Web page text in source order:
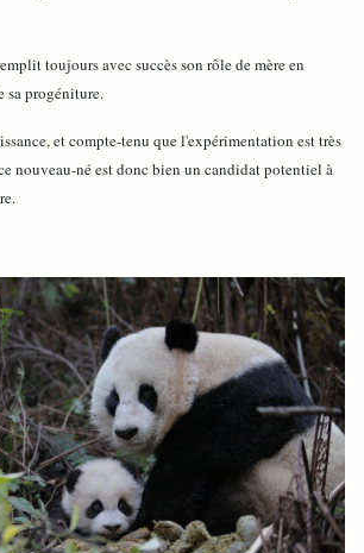
toujours avec succès son rôle de mère en
sa progéniture.
et compte-tenu que l'expérimentation est très
nouveau-né est donc bien un candidat potentiel à